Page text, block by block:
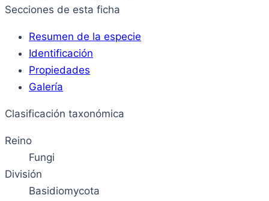
Secciones de esta ficha
Resumen de la especie
Identificación
Propiedades
Galería
Clasificación taxonómica
Reino
Fungi
División
Basidiomycota